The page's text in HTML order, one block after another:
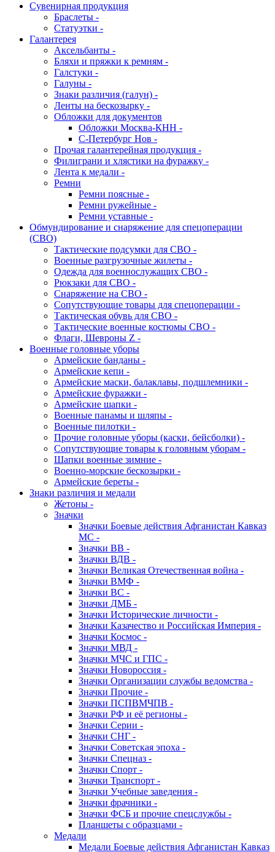
Сувенирная продукция
Браслеты -
Статуэтки -
Галантерея
Аксельбанты -
Бляхи и пряжки к ремням -
Галстуки -
Галуны -
Знаки различия (галун) -
Ленты на бескозырку -
Обложки для документов
Обложки Москва-КНН -
С-Петербург Нов -
Прочая галантерейная продукция -
Филиграни и хлястики на фуражку -
Лента к медали -
Ремни
Ремни поясные -
Ремни ружейные -
Ремни уставные -
Обмундирование и снаряжение для спецоперации
(СВО)
Тактические подсумки для СВО -
Военные разгрузочные жилеты -
Одежда для военнослужащих СВО -
Рюкзаки для СВО -
Снаряжение на СВО -
Сопутствующие товары для спецоперации -
Тактическая обувь для СВО -
Тактические военные костюмы СВО -
Флаги, Шевроны Z -
Военные головные уборы
Армейские банданы -
Армейские кепи -
Армейские маски, балаклавы, подшлемники -
Армейские фуражки -
Армейские шапки -
Военные панамы и шляпы -
Военные пилотки -
Прочие головные уборы (каски, бейсболки) -
Сопутствующие товары к головным уборам -
Шапки военные зимние -
Военно-морские бескозырки -
Армейские береты -
Знаки различия и медали
Жетоны -
Значки
Значки Боевые действия Афганистан Кавказ
МС -
Значки ВВ -
Значки ВДВ -
Значки Великая Отечественная война -
Значки ВМФ -
Значки ВС -
Значки ДМБ -
Значки Исторические личности -
Значки Казачество и Российская Империя -
Значки Космос -
Значки МВД -
Значки МЧС и ГПС -
Значки Новороссия -
Значки Организации службы ведомства -
Значки Прочие -
Значки ПСПВМЧПВ -
Значки РФ и её регионы -
Значки Серии -
Значки СНГ -
Значки Советская эпоха -
Значки Спецназ -
Значки Спорт -
Значки Транспорт -
Значки Учебные заведения -
Значки фрачники -
Значки ФСБ и прочие спецслужбы -
Планшеты с образцами -
Медали
Медали Боевые действия Афганистан Кавказ